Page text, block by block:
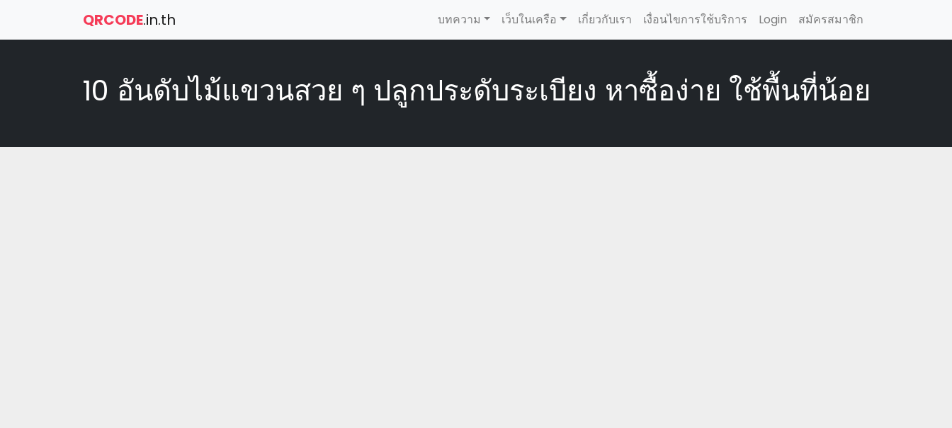
QRCODE.in.th บทความ เว็บในเครือ เกี่ยวกับเรา เงื่อนไขการใช้บริการ Login สมัครสมาชิก
10 อันดับไม้แขวนสวย ๆ ปลูกประดับระเบียง หาซื้อง่าย ใช้พื้นที่น้อย